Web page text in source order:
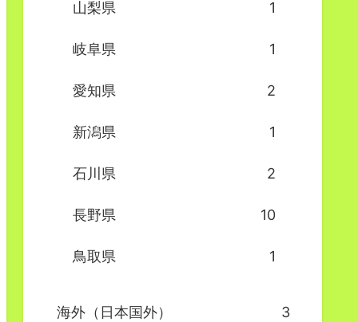
山梨県 1
岐阜県 1
愛知県 2
新潟県 1
石川県 2
長野県 10
鳥取県 1
海外（日本国外） 3